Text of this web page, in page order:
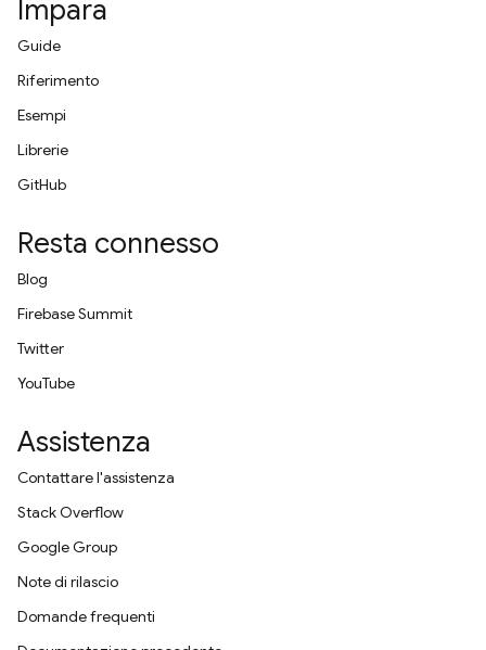
Impara
Guide
Riferimento
Esempi
Librerie
GitHub
Resta connesso
Blog
Firebase Summit
Twitter
YouTube
Assistenza
Contattare l'assistenza
Stack Overflow
Google Group
Note di rilascio
Domande frequenti